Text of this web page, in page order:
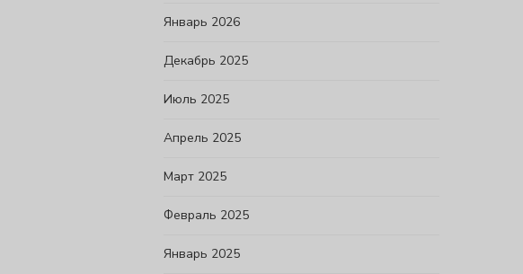
Январь 2026
Декабрь 2025
Июль 2025
Апрель 2025
Март 2025
Февраль 2025
Январь 2025